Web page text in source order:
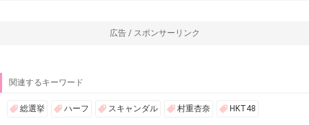
広告 / スポンサーリンク
関連するキーワード
総選挙 ハーフ スキャンダル 村重杏奈 HKT48